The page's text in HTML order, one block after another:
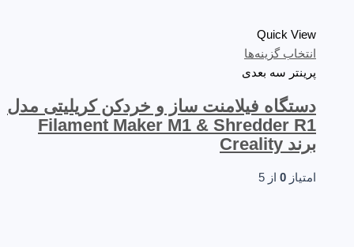
Quick View
انتخاب گزینه‌ها
پرینتر سه‌ بعدی
دستگاه فیلامنت ساز و خردکن کریلیتی مدل
Filament Maker M1 & Shredder R1
برند Creality
امتیاز 0 از 5